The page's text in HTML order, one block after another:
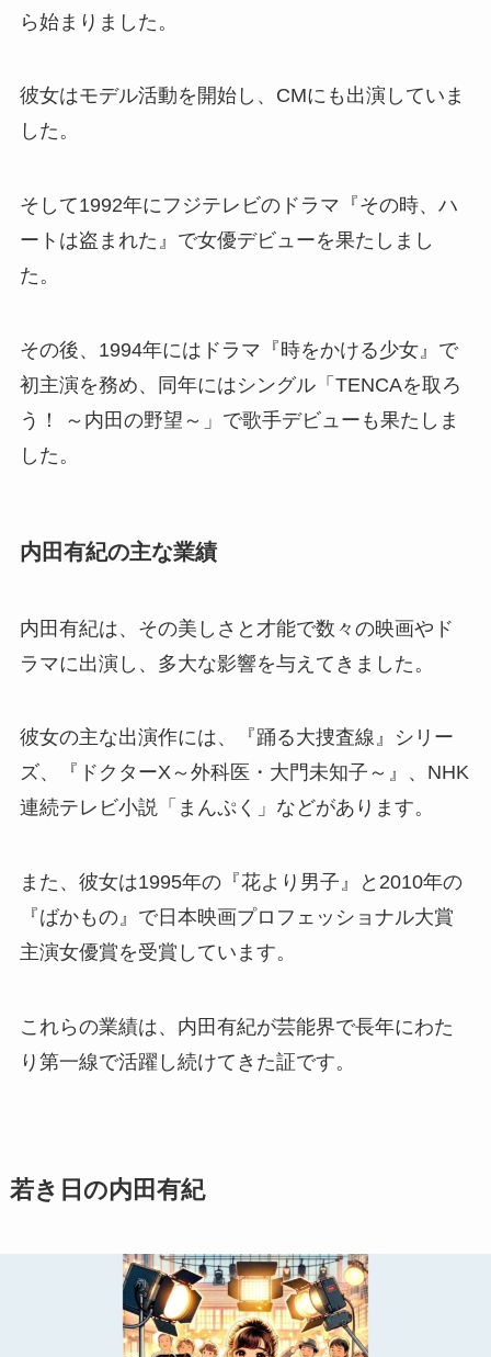
ら始まりました。
彼女はモデル活動を開始し、CMにも出演していま
した。
そして1992年にフジテレビのドラマ『その時、ハ
ートは盗まれた』で女優デビューを果たしまし
た。
その後、1994年にはドラマ『時をかける少女』で
初主演を務め、同年にはシングル「TENCAを取ろ
う！ ～内田の野望～」で歌手デビューも果たしま
した。
内田有紀の主な業績
内田有紀は、その美しさと才能で数々の映画やド
ラマに出演し、多大な影響を与えてきました。
彼女の主な出演作には、『踊る大捜査線』シリー
ズ、『ドクターX～外科医・大門未知子～』、NHK
連続テレビ小説「まんぷく」などがあります。
また、彼女は1995年の『花より男子』と2010年の
『ばかもの』で日本映画プロフェッショナル大賞
主演女優賞を受賞しています。
これらの業績は、内田有紀が芸能界で長年にわた
り第一線で活躍し続けてきた証です。
若き日の内田有紀